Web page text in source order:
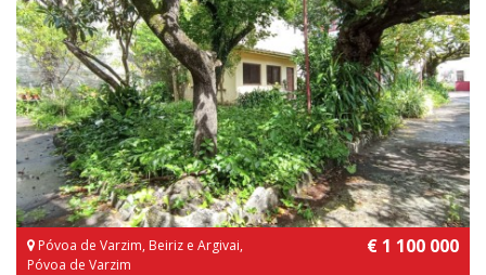
Póvoa de Varzim, Beiriz e Argivai,
Póvoa de Varzim
€ 1 100 000